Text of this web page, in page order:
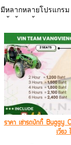
มีหลากหลายโปรแกรม
Zip Line + บลูลากูน
- ล่องเรือ Kayak + ถ้
Line + บลูลากูน
- ล่องห่วงยาง + ขับรถ
Line + บลูลากูน
- เล่นโหน Zip Line +
+ บลูลากูน 3
- และโปรแกรมอื่นๆ อี
ราคา เช่ารถบักกี้ Buggy
เวียง